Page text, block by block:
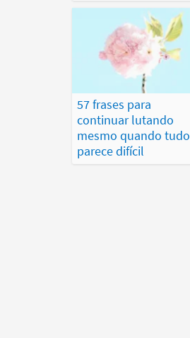
57 frases para
continuar lutando
mesmo quando tudo
parece difícil